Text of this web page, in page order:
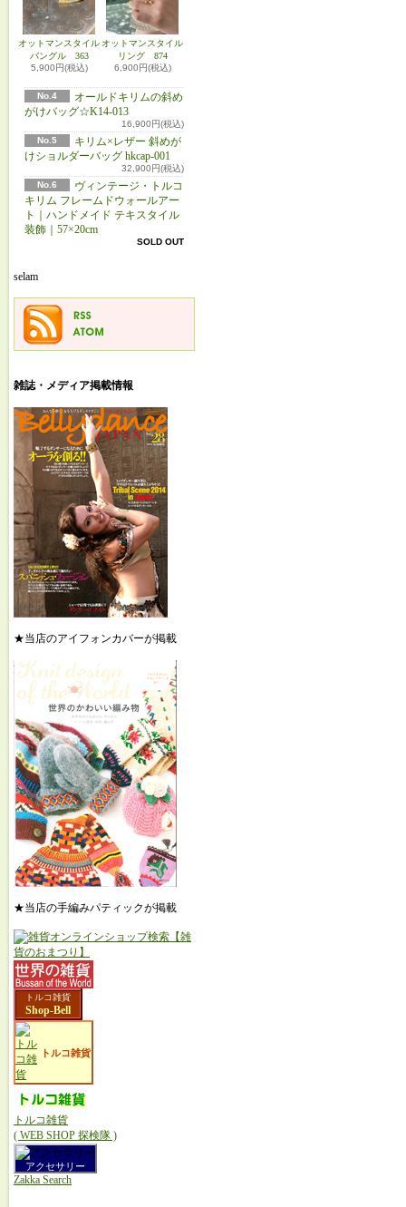
オットマンスタイル
バングル 363
5,900円(税込)
オットマンスタイル
リング 874
6,900円(税込)
No.4
オールドキリムの斜め
がけバッグ☆K14-013
16,900円(税込)
No.5
キリム×レザー 斜めが
けショルダーバッグ hkcap-001
32,900円(税込)
No.6
ヴィンテージ・トルコ
キリム フレームドウォールアー
ト｜ハンドメイド テキスタイル
装飾｜57×20cm
SOLD OUT
selam
雑誌・メディア掲載情報
★当店のアイフォンカバーが掲載
★当店の手編みパティックが掲載
トルコ雑貨
Shop-Bell
トルコ雑貨
トルコ雑貨
( WEB SHOP 探検隊 )
アクセサリー
Zakka Search